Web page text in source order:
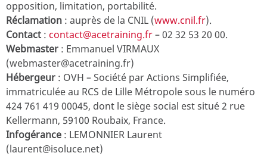
opposition, limitation, portabilité.
Réclamation : auprès de la CNIL (www.cnil.fr).
Contact : contact@acetraining.fr– 02 32 53 20 00.
Webmaster : Emmanuel VIRMAUX
(webmaster@acetraining.fr)
Hébergeur : OVH – Société par Actions Simplifiée,
immatriculée au RCS de Lille Métropole sous le numéro
424 761 419 00045, dont le siège social est situé 2 rue
Kellermann, 59100 Roubaix, France.
Infogérance : LEMONNIER Laurent
(laurent@isoluce.net)